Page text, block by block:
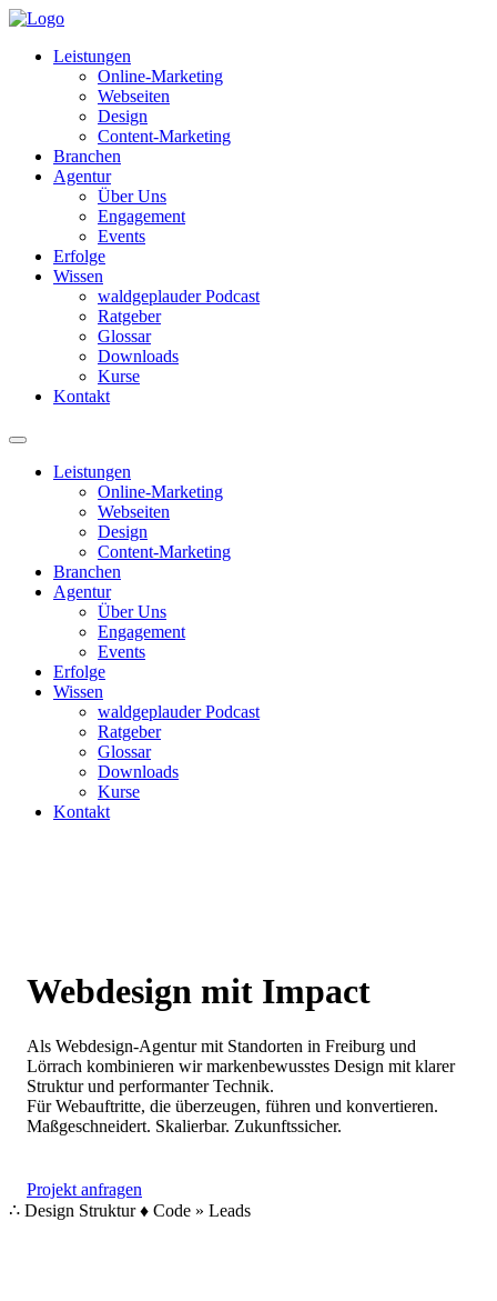
Leistungen
Online-Marketing
Webseiten
Design
Content-Marketing
Branchen
Agentur
Über Uns
Engagement
Events
Erfolge
Wissen
waldgeplauder Podcast
Ratgeber
Glossar
Downloads
Kurse
Kontakt
Leistungen
Online-Marketing
Webseiten
Design
Content-Marketing
Branchen
Agentur
Über Uns
Engagement
Events
Erfolge
Wissen
waldgeplauder Podcast
Ratgeber
Glossar
Downloads
Kurse
Kontakt
Webdesign mit Impact
Als Webdesign-Agentur mit Standorten in Freiburg und
Lörrach kombinieren wir markenbewusstes Design mit klarer
Struktur und performanter Technik.
Für Webauftritte, die überzeugen, führen und konvertieren.
Maßgeschneidert. Skalierbar. Zukunftssicher.
Projekt anfragen
∴ Design Struktur ♦ Code » Leads